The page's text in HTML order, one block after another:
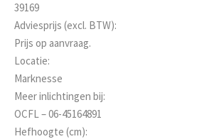
39169
Adviesprijs (excl. BTW):
Prijs op aanvraag.
Locatie:
Marknesse
Meer inlichtingen bij:
OCFL – 06-45164891
Hefhoogte (cm):